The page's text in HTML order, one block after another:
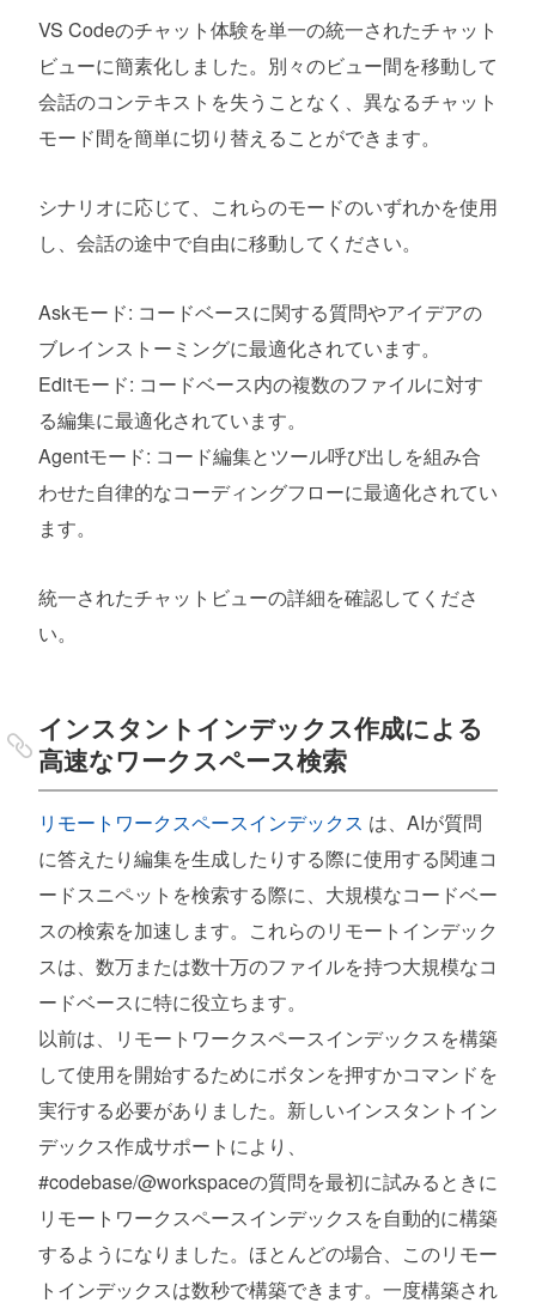
VS Codeのチャット体験を単一の統一されたチャット
ビューに簡素化しました。別々のビュー間を移動して
会話のコンテキストを失うことなく、異なるチャット
モード間を簡単に切り替えることができます。
シナリオに応じて、これらのモードのいずれかを使用
し、会話の途中で自由に移動してください。
Askモード: コードベースに関する質問やアイデアの
ブレインストーミングに最適化されています。
Editモード: コードベース内の複数のファイルに対す
る編集に最適化されています。
Agentモード: コード編集とツール呼び出しを組み合
わせた自律的なコーディングフローに最適化されてい
ます。
統一されたチャットビューの詳細を確認してくださ
い。
インスタントインデックス作成による
高速なワークスペース検索
リモートワークスペースインデックス は、AIが質問
に答えたり編集を生成したりする際に使用する関連コ
ードスニペットを検索する際に、大規模なコードベー
スの検索を加速します。これらのリモートインデック
スは、数万または数十万のファイルを持つ大規模なコ
ードベースに特に役立ちます。
以前は、リモートワークスペースインデックスを構築
して使用を開始するためにボタンを押すかコマンドを
実行する必要がありました。新しいインスタントイン
デックス作成サポートにより、
#codebase/@workspaceの質問を最初に試みるときに
リモートワークスペースインデックスを自動的に構築
するようになりました。ほとんどの場合、このリモー
トインデックスは数秒で構築できます。一度構築され